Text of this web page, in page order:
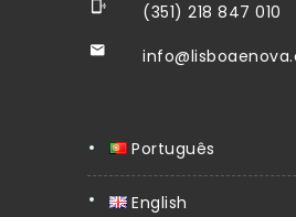
(351) 218 847 010
Português
English